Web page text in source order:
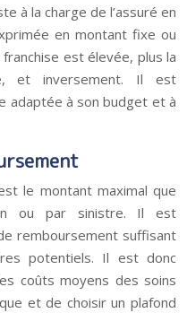
à la charge de l’assuré en
en montant fixe ou
est élevée, plus la
et inversement. Il est
adaptée à son budget et à
le montant maximal que
ou par sinistre. Il est
remboursement suffisant
potentiels. Il est donc
coûts moyens des soins
et de choisir un plafond